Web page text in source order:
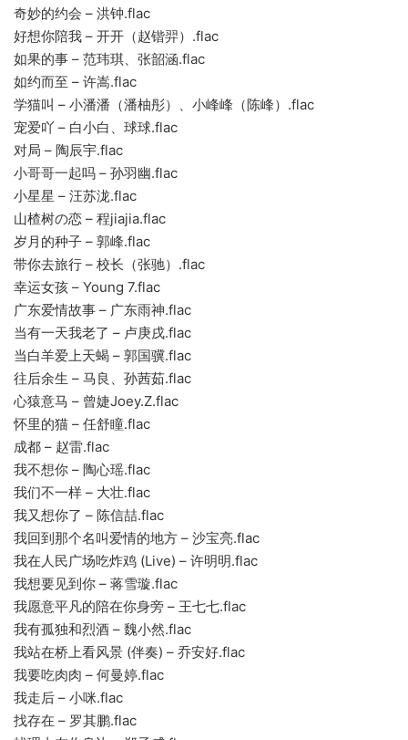
奇妙的约会 – 洪钟.flac
好想你陪我 – 开开（赵锴羿）.flac
如果的事 – 范玮琪、张韶涵.flac
如约而至 – 许嵩.flac
学猫叫 – 小潘潘（潘柚彤）、小峰峰（陈峰）.flac
宠爱吖 – 白小白、球球.flac
对局 – 陶辰宇.flac
小哥哥一起吗 – 孙羽幽.flac
小星星 – 汪苏泷.flac
山楂树の恋 – 程jiajia.flac
岁月的种子 – 郭峰.flac
带你去旅行 – 校长（张驰）.flac
幸运女孩 – Young 7.flac
广东爱情故事 – 广东雨神.flac
当有一天我老了 – 卢庚戌.flac
当白羊爱上天蝎 – 郭国骥.flac
往后余生 – 马良、孙茜茹.flac
心猿意马 – 曾婕Joey.Z.flac
怀里的猫 – 任舒瞳.flac
成都 – 赵雷.flac
我不想你 – 陶心瑶.flac
我们不一样 – 大壮.flac
我又想你了 – 陈信喆.flac
我回到那个名叫爱情的地方 – 沙宝亮.flac
我在人民广场吃炸鸡 (Live) – 许明明.flac
我想要见到你 – 蒋雪璇.flac
我愿意平凡的陪在你身旁 – 王七七.flac
我有孤独和烈酒 – 魏小然.flac
我站在桥上看风景 (伴奏) – 乔安好.flac
我要吃肉肉 – 何曼婷.flac
我走后 – 小咪.flac
找存在 – 罗其鹏.flac